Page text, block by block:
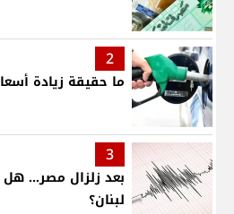
2
ما حقيقة زيادة
3
بعد زلزال مصر...
لبنان؟